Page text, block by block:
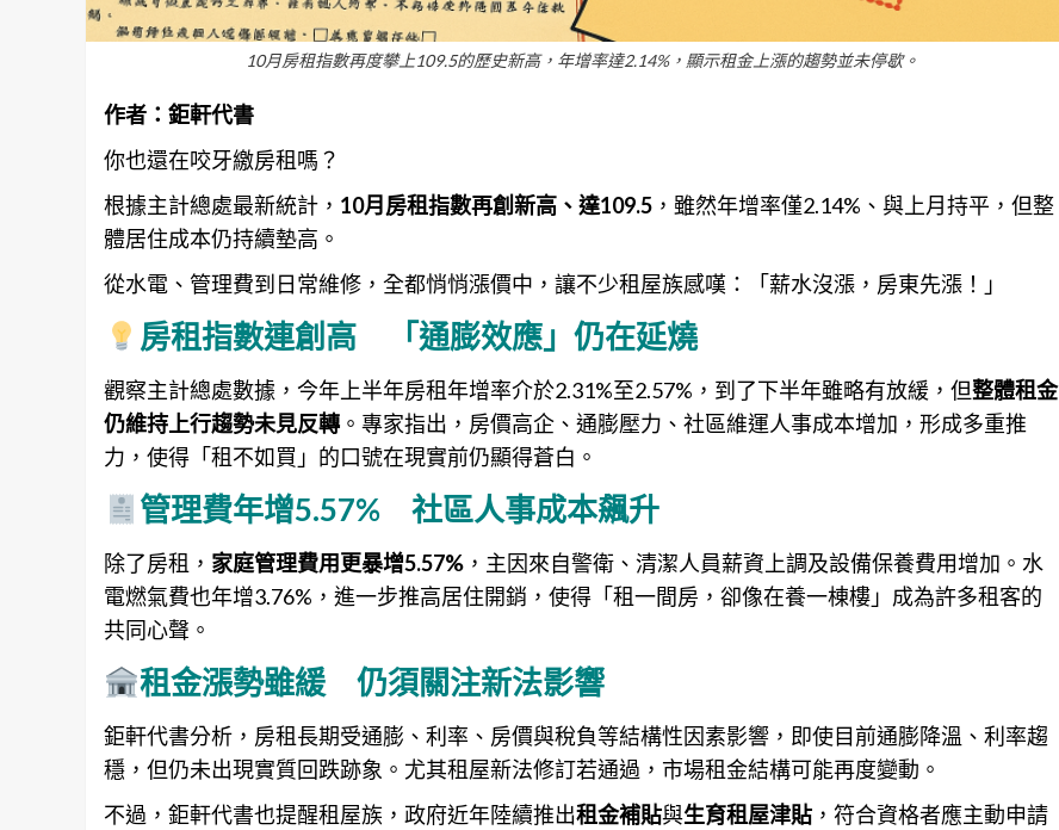
10月房租指數再度攀上109.5的歷史新高，年增率達2.14%，顯示租金上漲的趨勢並未停歇。
作者： 鉅軒代書
你也還在咬牙繳房租嗎？
根據主計總處最新統計， 10月房租指數再創新高、達109.5 ，雖然年增率僅2.14%、與上月持平，但整
體居住成本仍持續墊高。
從水電、管理費到日常維修，全都悄悄漲價中，讓不少租屋族感嘆：「薪水沒漲，房東先漲！」
房租指數連創高 「通膨效應」仍在延燒
觀察主計總處數據，今年上半年房租年增率介於2.31%至2.57%，到了下半年雖略有放緩，但整體租金
仍維持上行趨勢未見反轉 。專家指出，房價高企、通膨壓力、社區維運人事成本增加，形成多重推
力，使得「租不如買」的口號在現實前仍顯得蒼白。
管理費年增5.57% 社區人事成本飆升
除了房租， 家庭管理費用更暴增5.57% ，主因來自警衛、清潔人員薪資上調及設備保養費用增加。水
電燃氣費也年增3.76%，進一步推高居住開銷，使得「租一間房，卻像在養一棟樓」成為許多租客的
共同心聲。
租金漲勢雖緩 仍須關注新法影響
鉅軒代書分析，房租長期受通膨、利率、房價與稅負等結構性因素影響，即使目前通膨降溫、利率趨
穩，但仍未出現實質回跌跡象。尤其租屋新法修訂若通過，市場租金結構可能再度變動。
不過，鉅軒代書也提醒租屋族，政府近年陸續推出租金補貼與生育租屋津貼 ，符合資格者應主動申請